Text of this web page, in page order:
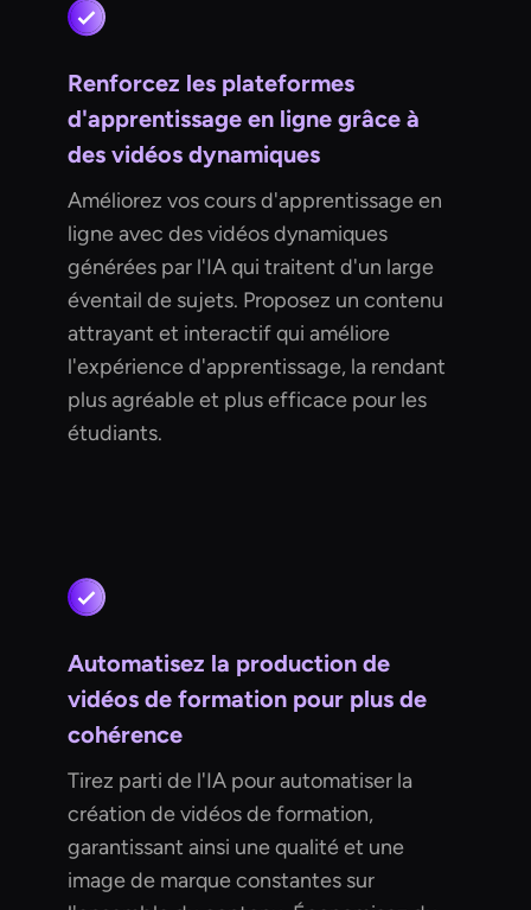
Renforcez les plateformes
d'apprentissage en ligne grâce à
des vidéos dynamiques
Améliorez vos cours d'apprentissage en
ligne avec des vidéos dynamiques
générées par l'IA qui traitent d'un large
éventail de sujets. Proposez un contenu
attrayant et interactif qui améliore
l'expérience d'apprentissage, la rendant
plus agréable et plus efficace pour les
étudiants.
Automatisez la production de
vidéos de formation pour plus de
cohérence
Tirez parti de l'IA pour automatiser la
création de vidéos de formation,
garantissant ainsi une qualité et une
image de marque constantes sur